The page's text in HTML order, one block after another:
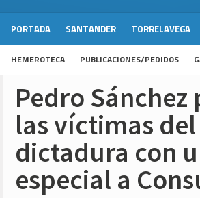
PORTADA SANTANDER TORRELAVEGA
HEMEROTECA PUBLICACIONES/PEDIDOS
Pedro
las víctimas
dictadura con
especial a